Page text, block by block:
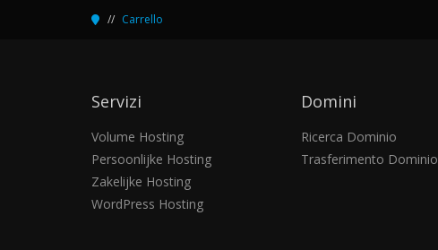
Carrello
Servizi
Volume Hosting
Persoonlijke Hosting
Zakelijke Hosting
WordPress Hosting
Domini
Ricerca Dominio
Trasferimento Dominio